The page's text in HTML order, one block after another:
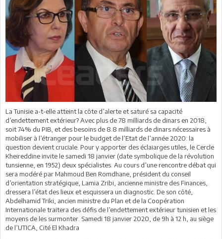
La Tunisie a-t-elle atteint la côte d’alerte et saturé sa capacité
d’endettement extérieur? Avec plus de 78 milliards de dinars en 2018,
soit 74% du PIB, et des besoins de 8.8 milliards de dinars nécessaires à
mobiliser à l’étranger pour le budget de l’Etat de l’année 2020: la
question devient cruciale. Pour y apporter des éclaiarges utiles, le Cercle
Kheireddine invite le samedi 18 janvier (date symbolique de la révolution
tunsienne, en 1952) deux spécialistes. Au cours d’une rencontre débat qui
sera modéré par Mahmoud Ben Romdhane, président du conseil
d’orientation stratégique, Lamia Zribi, ancienne ministre des Finances,
dressera l’état des lieux et esquissera un diagnostic. De son côté,
Abdelhamid Triki, ancien ministre du Plan et de la Coopération
Internationale traitera des défis de l’endettement extérieur tunisien et les
moyens de les surmonter. Samedi 18 janvier 2020, de 9h à 12 h, au siège
de l’UTICA, Cité El Khadra